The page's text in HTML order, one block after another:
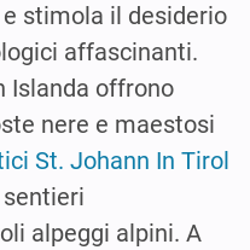
stimola il desiderio
affascinanti.
Islanda offrono
nere e maestosi
St. Johann In Tirol
alpeggi alpini. A